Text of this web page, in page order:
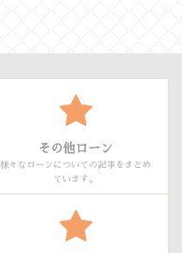
その他ローン
様々なローンについての記事をまとめ
ています。